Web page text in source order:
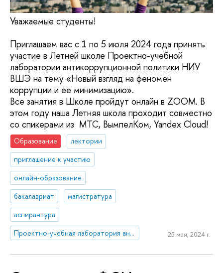
Уважаемые студенты!
Приглашаем вас с 1 по 5 июля 2024 года принять
участие в Летней школе Проектно-учебной
лаборатории антикоррупционной политики НИУ
ВШЭ на тему «Новый взгляд на феномен
коррупции и ее минимизацию».
Все занятия в Школе пройдут онлайн в ZOOM. В
этом году наша Летняя школа проходит совместно
со спикерами из МТС, ВымпелКом, Yandex Cloud!
Образование
лектории
приглашение к участию
онлайн-образование
бакалавриат
магистратура
аспирантура
Проектно-учебная лаборатория антикоррупционной политики
25 мая, 2024 г.